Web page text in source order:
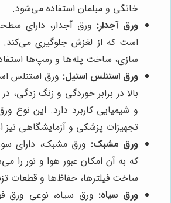
خانگی و مبلمان استفاده می‌شود.
ورق آجدار: ورق آجدار، دارای
است که از لغزش جلوگیری
سازی، ساخت پله‌ها و رمپ‌ها
ورق استنلس استیل: ورق استنلس
بالا در برابر خوردگی و زنگ زدگی،
و شیمیایی کاربرد دارد. این نوع
تجهیزات پزشکی و آزمایشگاهی نیز
ورق مشبک: ورق مشبک، دارای
که به آن امکان عبور هوا و نور را
ساخت فیلترها، حفاظ‌ها و قطعات
ورق سیاه: ورق سیاه، نوعی ورق